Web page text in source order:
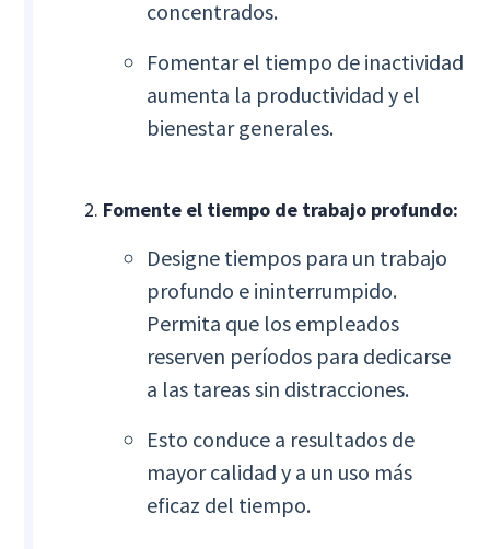
concentrados.
Fomentar el tiempo de inactividad
aumenta la productividad y el
bienestar generales.
Fomente el tiempo de trabajo profundo:
Designe tiempos para un trabajo
profundo e ininterrumpido.
Permita que los empleados
reserven períodos para dedicarse
a las tareas sin distracciones.
Esto conduce a resultados de
mayor calidad y a un uso más
eficaz del tiempo.